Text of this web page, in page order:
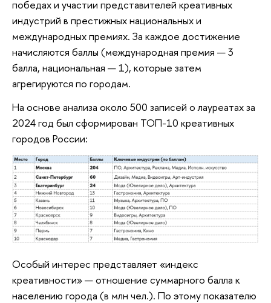
победах и участии представителей креативных
индустрий в престижных национальных и
международных премиях. За каждое достижение
начисляются баллы (международная премия — 3
балла, национальная — 1), которые затем
агрегируются по городам.
На основе анализа около 500 записей о лауреатах за
2024 год был сформирован ТОП-10 креативных
городов России:
Особый интерес представляет «индекс
креативности» — отношение суммарного балла к
населению города (в млн чел.). По этому показателю